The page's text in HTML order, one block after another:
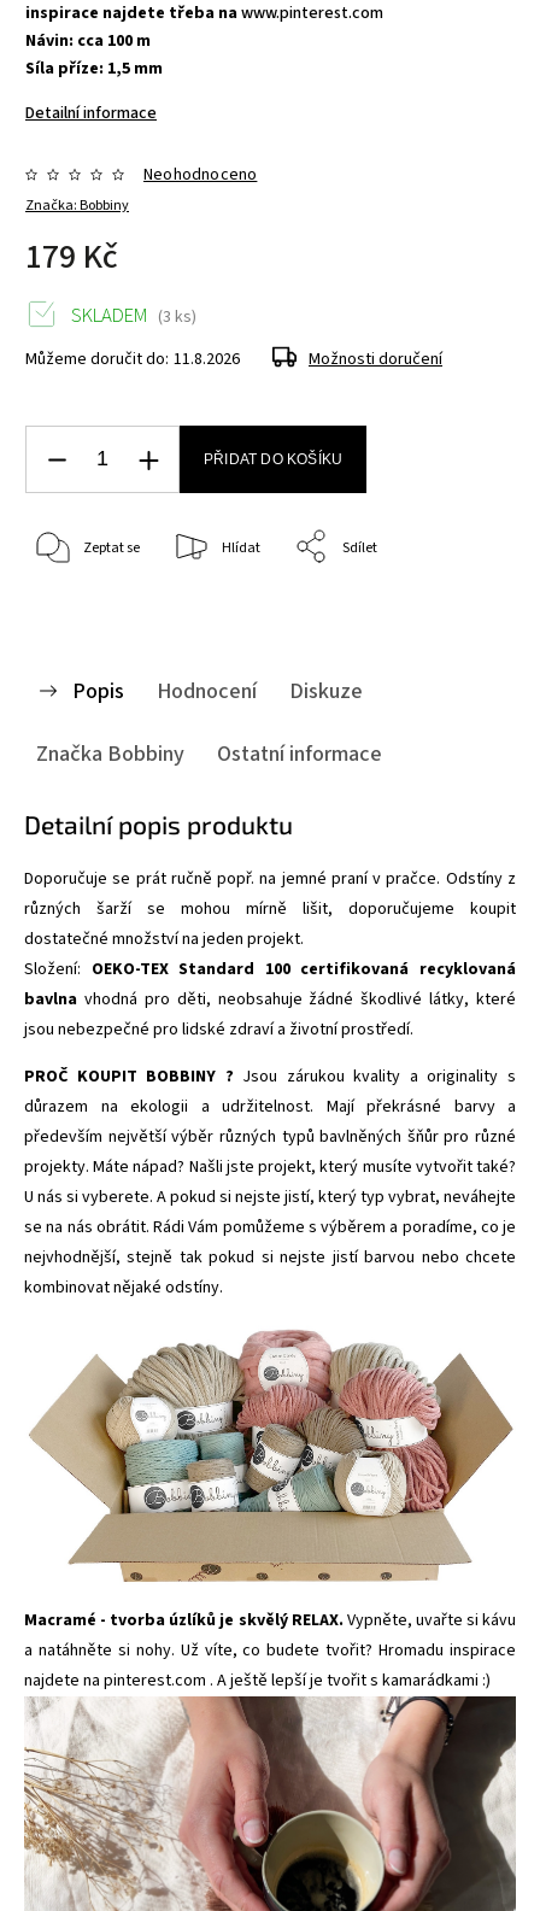
inspirace najdete třeba nawww.pinterest.com
Návin: cca 100 m
Síla příze: 1,5 mm
Detailní informace
Značka:Bobbiny
Neohodnoceno
179 Kč
SKLADEM (3 ks)
Můžeme doručit do: 11.8.2026 Možnosti doručení
PŘIDAT DO KOŠÍKU
Zeptat se Hlídat Sdílet
Popis Hodnocení
Diskuze
Značka Bobbiny Ostatní informace
Detailní popis produktu
Doporučuje se prát ručně popř. na jemné praní v pračce. Odstíny z
různých šarží se mohou mírně lišit, doporučujeme koupit
dostatečné množství na jeden projekt.
Složení: OEKO-TEX Standard 100 certifikovaná recyklovaná
bavlna vhodná pro děti, neobsahuje žádné škodlivé látky, které
jsou nebezpečné pro lidské zdraví a životní prostředí.
PROČ KOUPIT BOBBINY ? Jsou zárukou kvality a originality s
důrazem na ekologii a udržitelnost. Mají překrásné barvy a
především největší výběr různých typů bavlněných šňůr pro různé
projekty. Máte nápad? Našli jste projekt, který musíte vytvořit také?
U nás si vyberete. A pokud si nejste jistí, který typ vybrat, neváhejte
se na nás obrátit. Rádi Vám pomůžeme s výběrem a poradíme, co je
nejvhodnější, stejně tak pokud si nejste jistí barvou nebo chcete
kombinovat nějaké odstíny.
Macramé - tvorba úzlíků je skvělý RELAX. Vypněte, uvařte si kávu
a natáhněte si nohy. Už víte, co budete tvořit? Hromadu inspirace
najdete na pinterest.com . A ještě lepší je tvořit s kamarádkami :)